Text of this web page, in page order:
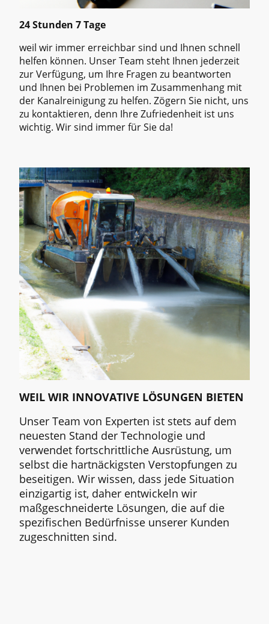
24 Stunden 7 Tage
weil wir immer erreichbar sind und Ihnen schnell
helfen können. Unser Team steht Ihnen jederzeit
zur Verfügung, um Ihre Fragen zu beantworten
und Ihnen bei Problemen im Zusammenhang mit
der Kanalreinigung zu helfen. Zögern Sie nicht, uns
zu kontaktieren, denn Ihre Zufriedenheit ist uns
wichtig. Wir sind immer für Sie da!
WEIL WIR INNOVATIVE LÖSUNGEN BIETEN
Unser Team von Experten ist stets auf dem
neuesten Stand der Technologie und
verwendet fortschrittliche Ausrüstung, um
selbst die hartnäckigsten Verstopfungen zu
beseitigen. Wir wissen, dass jede Situation
einzigartig ist, daher entwickeln wir
maßgeschneiderte Lösungen, die auf die
spezifischen Bedürfnisse unserer Kunden
zugeschnitten sind.